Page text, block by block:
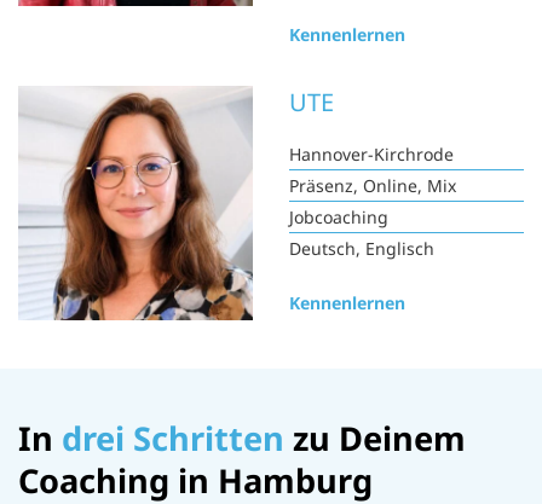
Kennenlernen
UTE
Hannover-Kirchrode
Präsenz, Online, Mix
Jobcoaching
Deutsch, Englisch
Kennenlernen
In drei Schritten zu Deinem
Coaching in Hamburg